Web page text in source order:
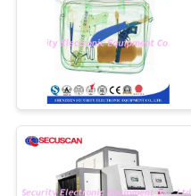
CIRCA
GIRO
DELLA
FABBRICA